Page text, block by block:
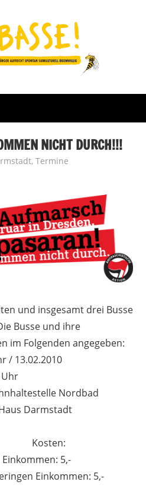
UFFBASSE!
NICHT DURCH!!!
, Termine
und insgesamt drei Busse
Busse und ihre
im Folgenden angegeben:
Uhr / 13.02.2010
Nordbad
Darmstadt
Einkommen: 5,-
Einkommen: 5,-